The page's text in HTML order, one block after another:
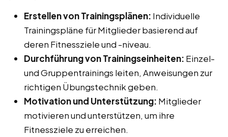
Erstellen von Trainingsplänen: Individuelle
Trainingspläne für Mitglieder basierend auf
deren Fitnessziele und -niveau.
Durchführung von Trainingseinheiten: Einzel-
und Gruppentrainings leiten, Anweisungen zur
richtigen Übungstechnik geben.
Motivation und Unterstützung: Mitglieder
motivieren und unterstützen, um ihre
Fitnessziele zu erreichen.